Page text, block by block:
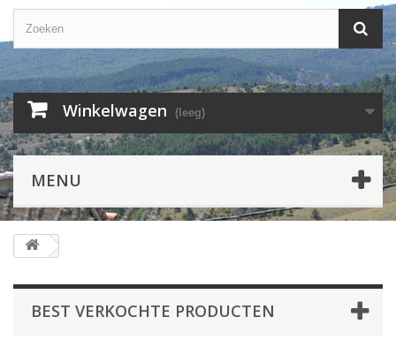
Winkelwagen (leeg)
MENU
BEST VERKOCHTE PRODUCTEN